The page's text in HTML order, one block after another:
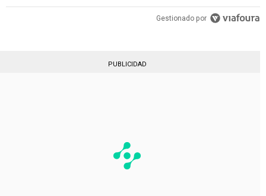
Gestionado por
PUBLICIDAD